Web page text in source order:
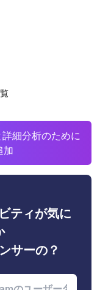
細分析のために
加
ティが気に
サーの？